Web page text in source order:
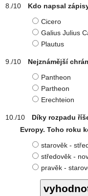
Kdo napsal
Cicero
Galius Julius
Plautus
Nejznámější
Pantheon
Partheon
Erechteion
Díky rozpadu
Evropy. Toho roku
starověk -
středověk -
pravěk -